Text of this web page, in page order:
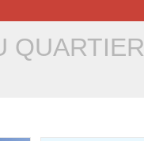
QUARTIER